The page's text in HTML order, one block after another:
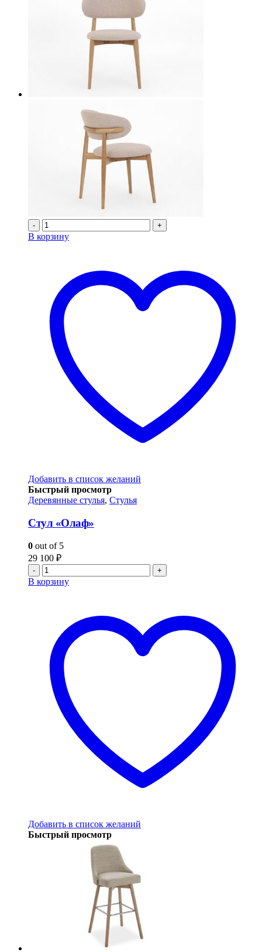
- +
В корзину
Добавить в список желаний
Быстрый просмотр
Деревянные стулья, Стулья
Стул «Олаф»
0 out of 5
29 100 ₽
- +
В корзину
Добавить в список желаний
Быстрый просмотр